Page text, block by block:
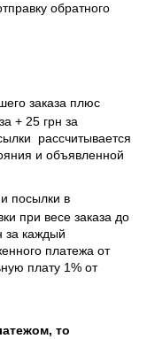
обратного
заказа плюс
+ 25 грн за
рассчитывается
и объявленной
посылки в
при весе заказа до
за каждый
платежа от
плату 1% от
то